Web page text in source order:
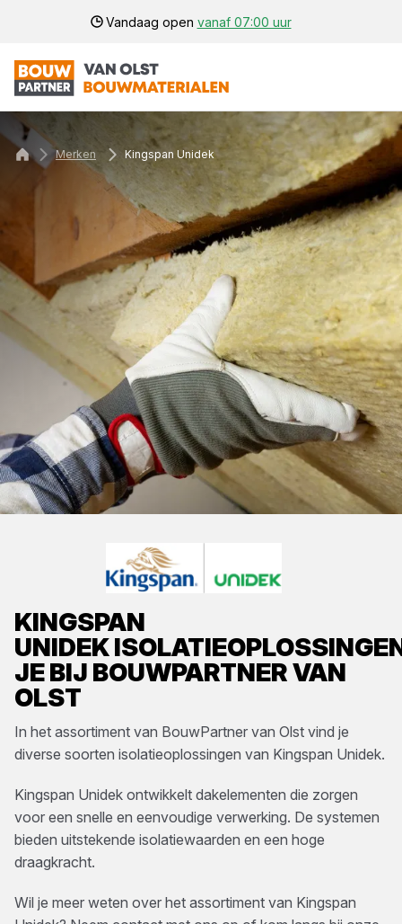
Vandaag open vanaf 07:00 uur
KINGSPAN
UNIDEK
JE BIJ BOUWPARTNER VAN
OLST
In het assortiment van BouwPartner van Olst vind je
diverse soorten isolatieoplossingen van Kingspan Unidek.
Kingspan Unidek ontwikkelt dakelementen die zorgen
voor een snelle en eenvoudige verwerking. De systemen
bieden uitstekende isolatiewaarden en een hoge
draagkracht.
Wil je meer weten over het assortiment van Kingspan
Merken Kingspan Unidek